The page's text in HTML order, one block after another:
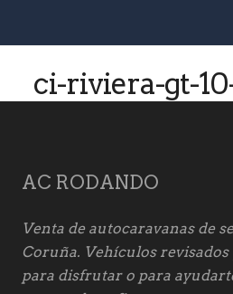
ci-riviera-gt-
AC RODANDO
Venta de autocaravanas de
Coruña. Vehículos revisados
para disfrutar o para